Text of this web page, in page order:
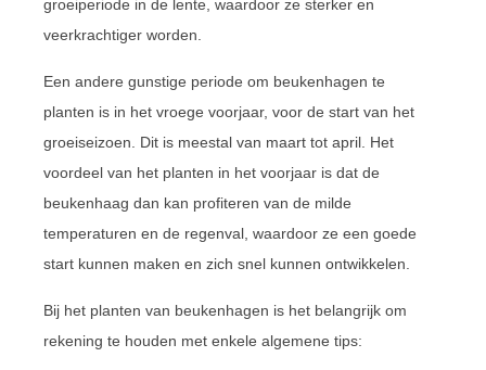
groeiperiode in de lente, waardoor ze sterker en
veerkrachtiger worden.
Een andere gunstige periode om beukenhagen te
planten is in het vroege voorjaar, voor de start van het
groeiseizoen. Dit is meestal van maart tot april. Het
voordeel van het planten in het voorjaar is dat de
beukenhaag dan kan profiteren van de milde
temperaturen en de regenval, waardoor ze een goede
start kunnen maken en zich snel kunnen ontwikkelen.
Bij het planten van beukenhagen is het belangrijk om
rekening te houden met enkele algemene tips: